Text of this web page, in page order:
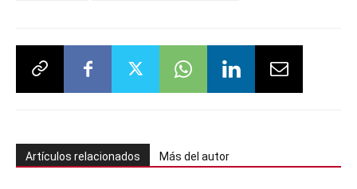
Artículos relacionados Más del autor